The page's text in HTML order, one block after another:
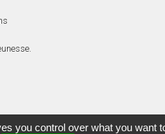
you control over what you want